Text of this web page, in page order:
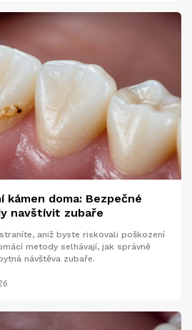
doma: Bezpečné
navštívit zubaře
aniž byste riskovali poškození
metody selhávají, jak správně
návštěva zubaře.